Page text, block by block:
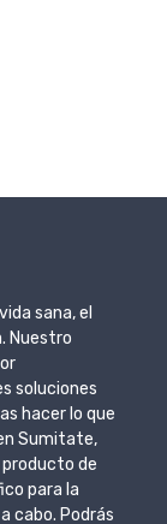
sana, el
Nuestro
soluciones
hacer lo que
Sumitate,
de
para la
cabo. Podrás